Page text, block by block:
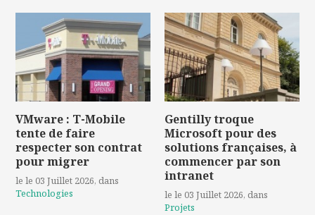
VMware : T-Mobile
tente de faire
respecter son contrat
pour migrer
le le 03 Juillet 2026, dans
Technologies
Gentilly troque
Microsoft pour des
solutions françaises, à
commencer par son
intranet
le le 03 Juillet 2026, dans
Projets